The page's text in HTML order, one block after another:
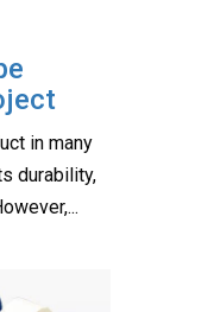
in many
durability,